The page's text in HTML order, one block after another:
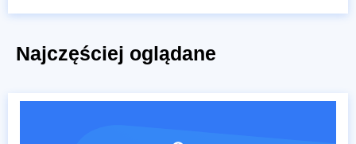
Najczęściej oglądane